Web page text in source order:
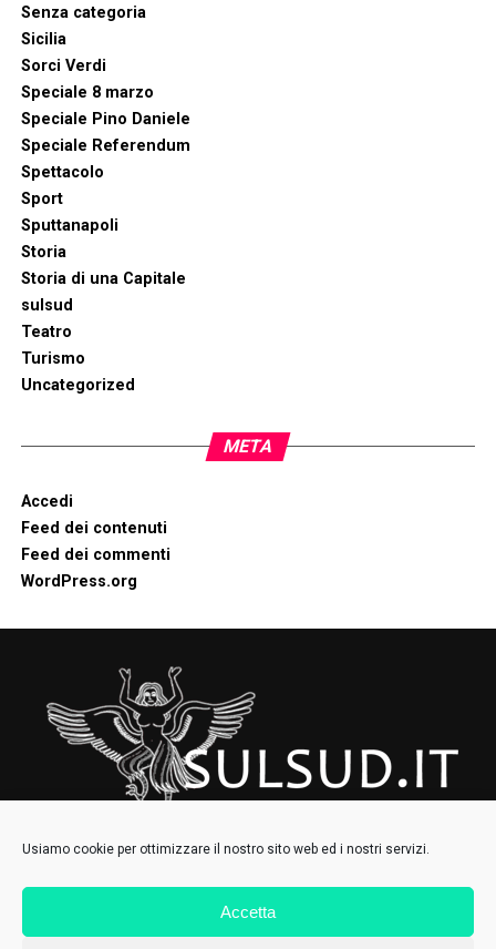
Usiamo cookie per ottimizzare il nostro sito web ed i nostri servizi.
Accetta
Senza categoria
Sicilia
Sorci Verdi
Speciale 8 marzo
Speciale Pino Daniele
Speciale Referendum
Spettacolo
Sport
Sputtanapoli
Storia
Storia di una Capitale
sulsud
Teatro
Turismo
Uncategorized
META
Accedi
Feed dei contenuti
Feed dei commenti
WordPress.org